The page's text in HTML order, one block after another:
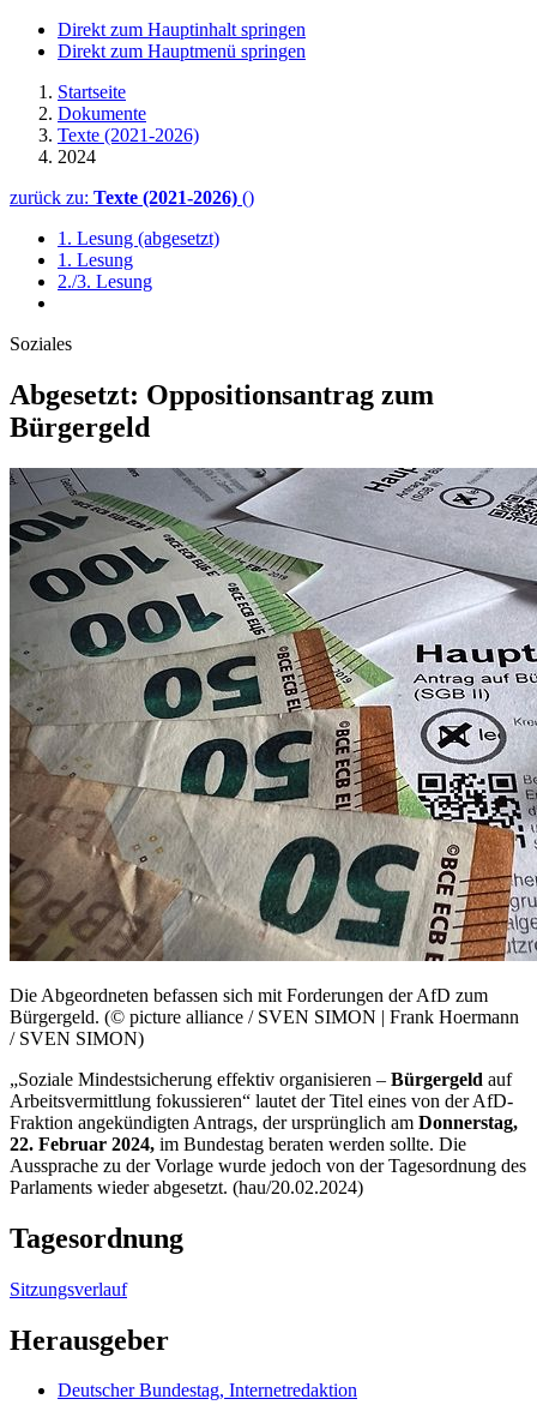
Direkt zum Hauptinhalt springen
Direkt zum Hauptmenü springen
Startseite
Dokumente
Texte (2021-2026)
2024
zurück zu: Texte (2021-2026) ()
1. Lesung (abgesetzt)
1. Lesung
2./3. Lesung
Soziales
Abgesetzt: Oppositions­antrag zum
Bürgergeld
Die Abgeordneten befassen sich mit Forderungen der AfD zum
Bürgergeld. (© picture alliance / SVEN SIMON | Frank Hoermann
/ SVEN SIMON)
„Soziale Mindestsicherung effektiv organisieren – Bürgergeld auf
Arbeitsvermittlung fokussieren“ lautet der Titel eines von der AfD-
Fraktion angekündigten Antrags, der ursprünglich am Donnerstag,
22. Februar 2024, im Bundestag beraten werden sollte. Die
Aussprache zu der Vorlage wurde jedoch von der Tagesordnung des
Parlaments wieder abgesetzt. (hau/20.02.2024)
Tagesordnung
Sitzungsverlauf
Herausgeber
Deutscher Bundestag, Internetredaktion